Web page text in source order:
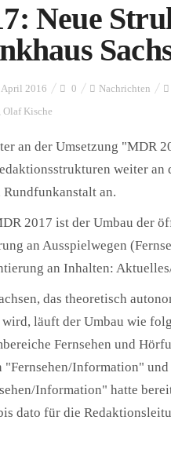
Neue
2016 0 Nachrichten
Olaf Kische
an der Umsetzung "MDR
weiter
an.
2017 ist der Umbau der
an Ausspielwegen
an Inhalten:
das theoretisch
wird, läuft der Umbau wie
Fernsehen und
"Fernsehen/Information"
Information" hatte
dato für die